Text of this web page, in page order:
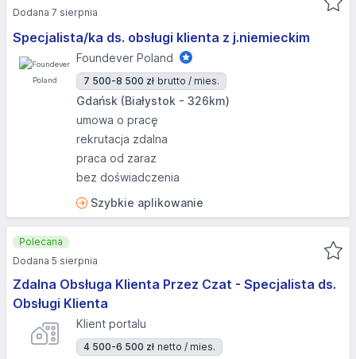
Specjalista/ka ds. obsługi klienta z j.niemieckim
Foundever Poland
7 500-8 500 zł brutto / mies.
Gdańsk (Białystok - 326km)
umowa o pracę
rekrutacja zdalna
praca od zaraz
bez doświadczenia
Szybkie aplikowanie
Dodana 7 sierpnia
Zdalna Obsługa Klienta Przez Czat - Specjalista ds.
Obsługi Klienta
Klient portalu
4 500-6 500 zł netto / mies.
Polecana
Dodana 5 sierpnia